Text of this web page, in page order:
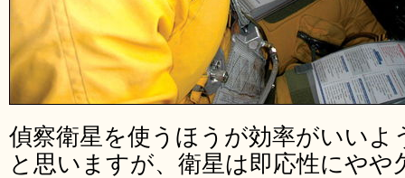
偵察衛星を使うほうが効率がいい
と思いますが、衛星は即応性にや